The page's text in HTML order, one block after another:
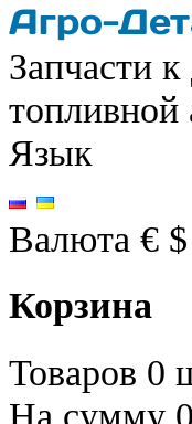
Запчасти
топливной
Язык
Валюта € $
Корзина
Товаров 0
На сумму